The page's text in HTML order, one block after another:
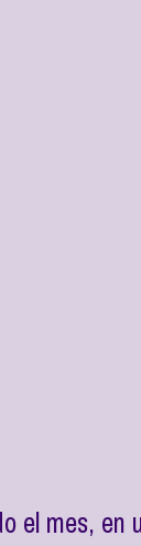
el mes, en